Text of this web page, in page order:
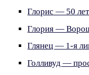
Глорис — 50
Глория —
Глянец — 1-я
Голливуд —